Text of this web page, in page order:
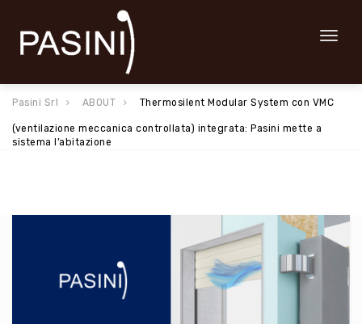
Toggle
Pasini Srl ABOUT Thermosilent Modular System con VMC
(ventilazione meccanica controllata) integrata: Pasini mette a
sistema l’abitazione